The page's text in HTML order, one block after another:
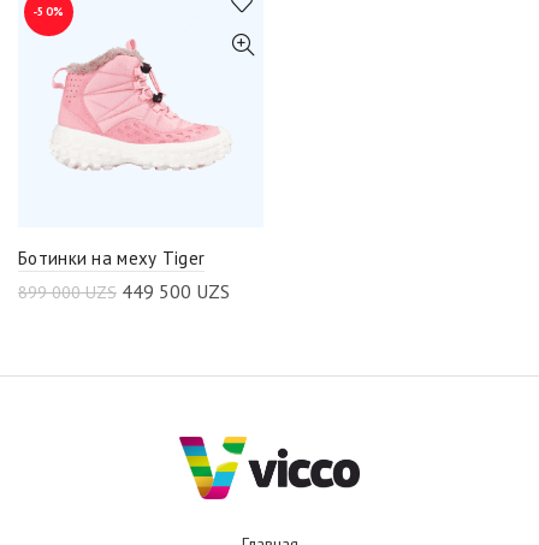
-50%
Ботинки на меху Tiger
899 000UZS 449 500 UZS